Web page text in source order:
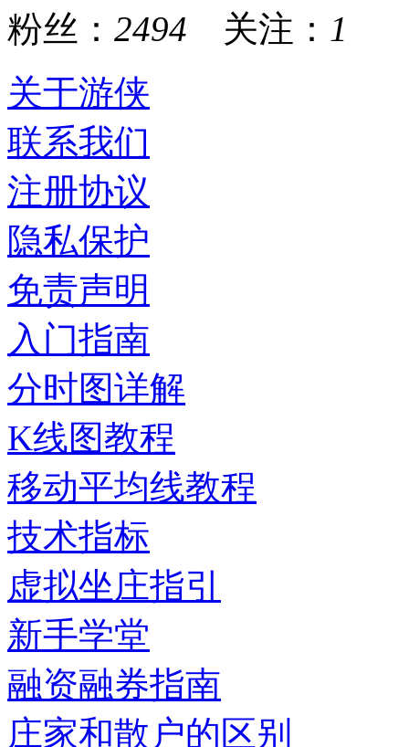
粉丝： 2494 关注： 1
关于游侠
联系我们
注册协议
隐私保护
免责声明
入门指南
分时图详解
K线图教程
移动平均线教程
技术指标
虚拟坐庄指引
新手学堂
融资融券指南
庄家和散户的区别